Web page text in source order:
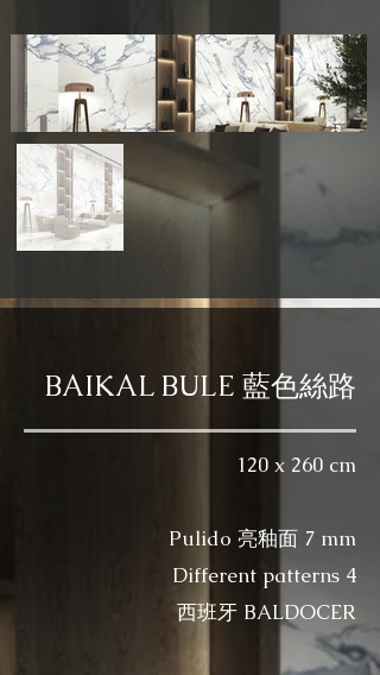
BAIKAL BULE 藍色絲路
120 x 260 cm
Pulido 亮釉面 7 mm​
Different patterns 4
西班牙 BALDOCER